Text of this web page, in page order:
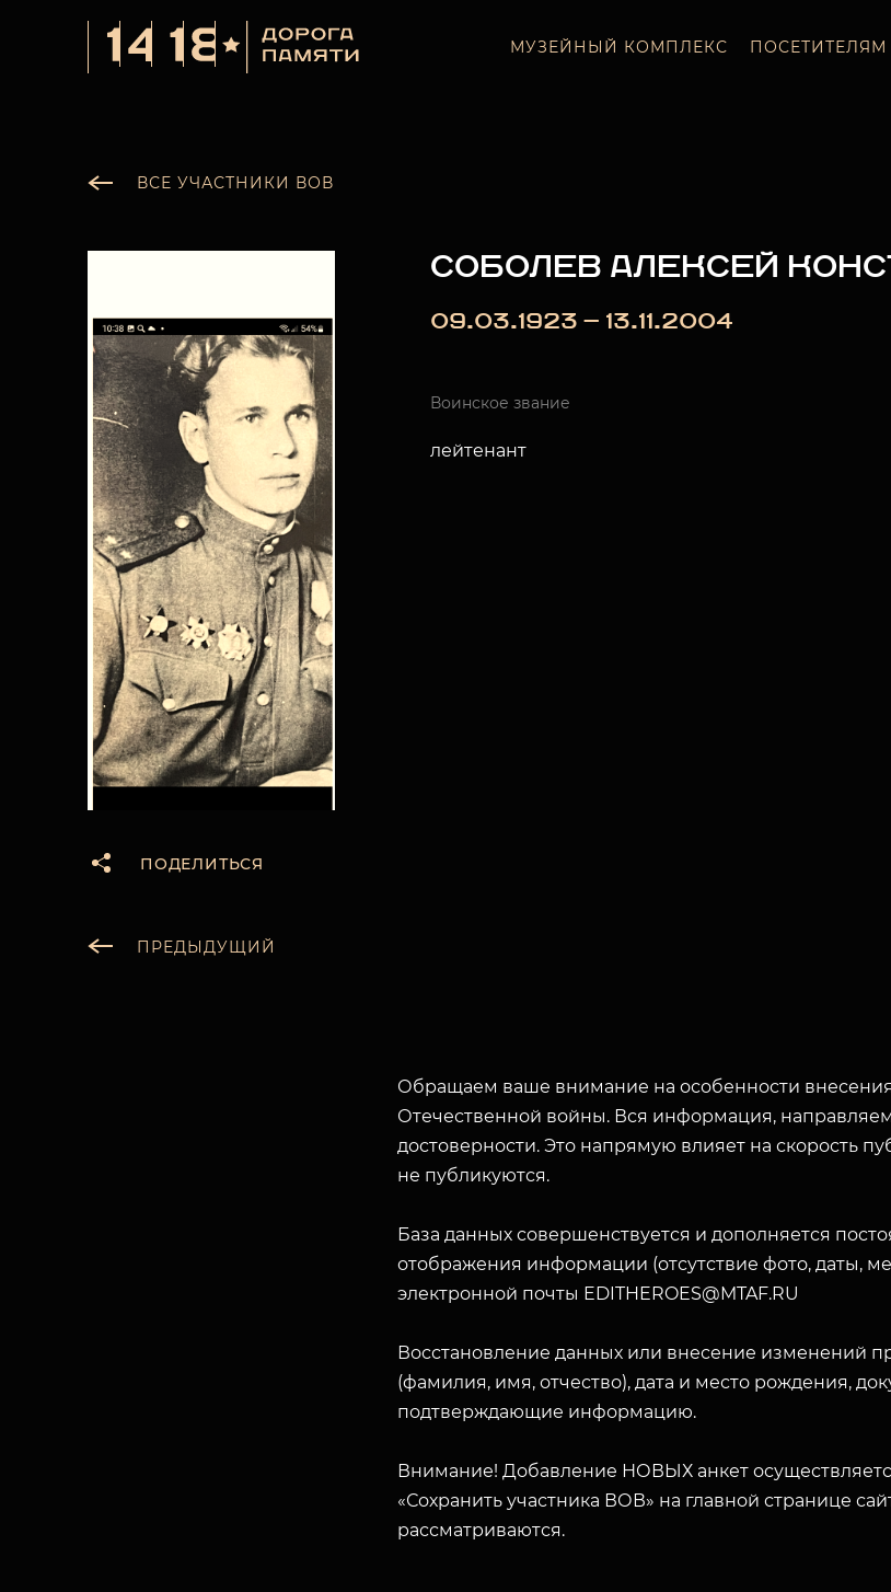
МУЗЕЙНЫЙ КОМПЛЕКС ПОСЕТИТЕЛЯМ
ЗАКРЫТЬ
ВСЕ УЧАСТНИКИ ВОВ
ПОДЕЛИТЬСЯ
СОБОЛЕВ АЛЕКСЕЙ
09.03.1923 — 13.11.2004
Воинское звание
лейтенант
ПРЕДЫДУЩИЙ
Обращаем ваше внимание на особенности
Отечественной войны. Вся информация,
достоверности. Это напрямую влияет на скорость
не публикуются.
База данных совершенствуется и дополняется
отображения информации (отсутствие фото, даты,
электронной почты EDITHEROES@MTAF.RU
Восстановление данных или внесение изменений
(фамилия, имя, отчество), дата и место рождения,
подтверждающие информацию.
Внимание! Добавление НОВЫХ анкет
«Сохранить участника ВОВ» на главной странице
рассматриваются.